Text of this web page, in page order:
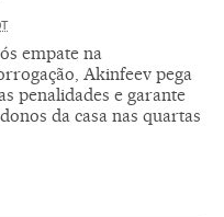
empate na
Akinfeev pega
penalidades e garante
da casa nas quartas